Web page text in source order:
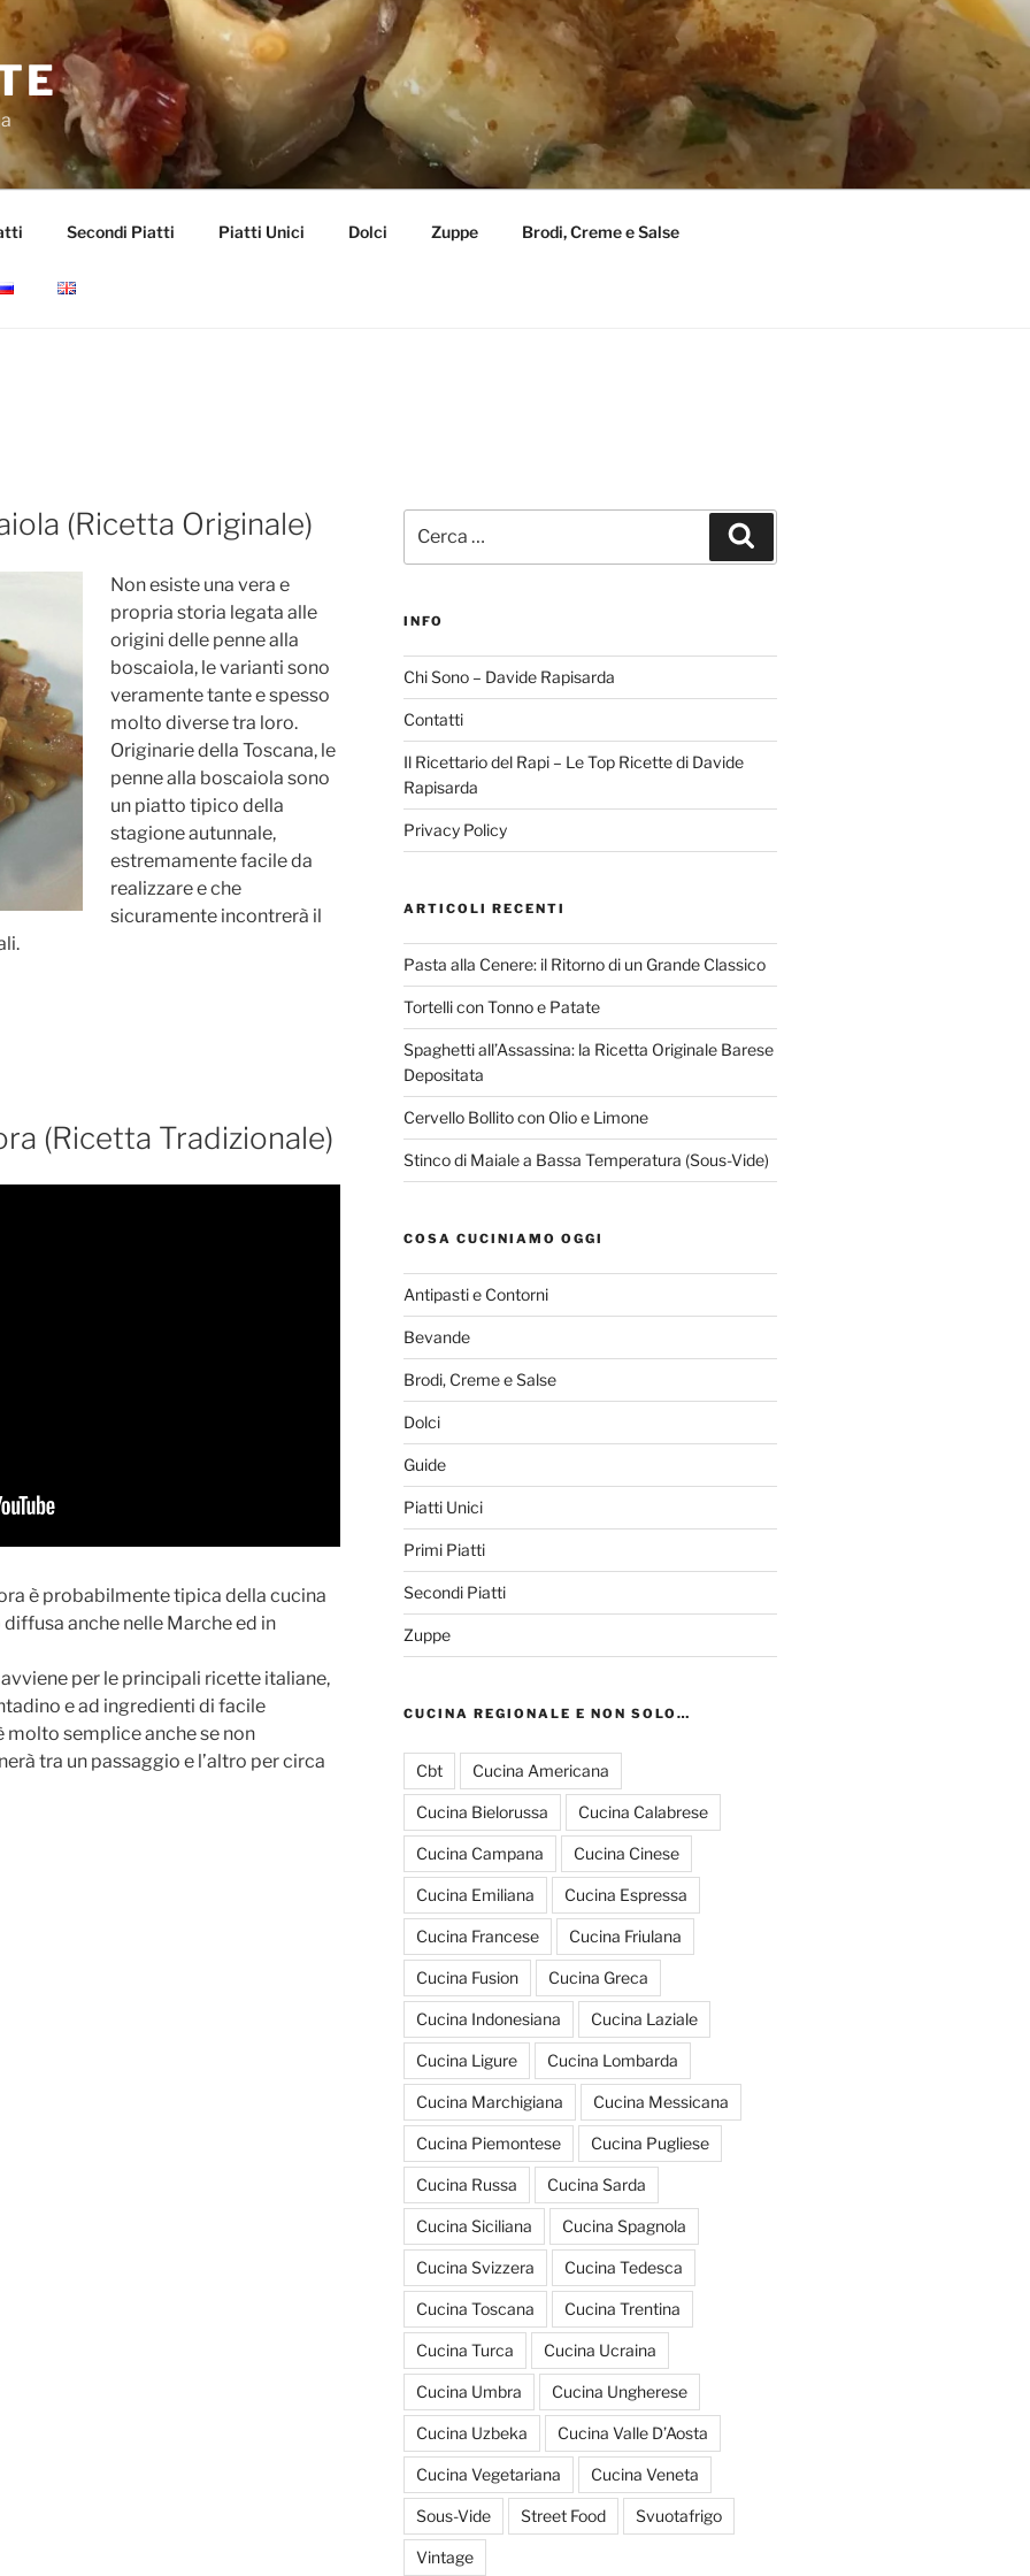
Secondi Piatti Piatti Unici Dolci Zuppe Brodi, Creme e Salse
(Ricetta Originale)
Non esiste una vera e
propria storia legata alle
origini delle penne alla
boscaiola, le varianti sono
veramente tante e spesso
molto diverse tra loro.
Originarie della Toscana, le
penne alla boscaiola sono
un piatto tipico della
stagione autunnale,
estremamente facile da
realizzare e che
sicuramente incontrerà il
(Ricetta Tradizionale)
è probabilmente tipica della cucina
anche nelle Marche ed in
per le principali ricette italiane,
e ad ingredienti di facile
semplice anche se non
tra un passaggio e l’altro per circa
INFO
Chi Sono – Davide Rapisarda
Contatti
Il Ricettario del Rapi – Le Top Ricette di Davide
Rapisarda
Privacy Policy
ARTICOLI RECENTI
Pasta alla Cenere: il Ritorno di un Grande Classico
Tortelli con Tonno e Patate
Spaghetti all’Assassina: la Ricetta Originale Barese
Depositata
Cervello Bollito con Olio e Limone
Stinco di Maiale a Bassa Temperatura (Sous-Vide)
COSA CUCINIAMO OGGI
Antipasti e Contorni
Bevande
Brodi, Creme e Salse
Dolci
Guide
Piatti Unici
Primi Piatti
Secondi Piatti
Zuppe
CUCINA REGIONALE E NON SOLO…
Cbt Cucina Americana
Cucina Bielorussa Cucina Calabrese
Cucina Campana Cucina Cinese
Cucina Emiliana Cucina Espressa
Cucina Francese Cucina Friulana
Cucina Fusion Cucina Greca
Cucina Indonesiana Cucina Laziale
Cucina Ligure Cucina Lombarda
Cucina Marchigiana Cucina Messicana
Cucina Piemontese Cucina Pugliese
Cucina Russa Cucina Sarda
Cucina Siciliana Cucina Spagnola
Cucina Svizzera Cucina Tedesca
Cucina Toscana Cucina Trentina
Cucina Turca Cucina Ucraina
Cucina Umbra Cucina Ungherese
Cucina Uzbeka Cucina Valle D’Aosta
Cucina Vegetariana Cucina Veneta
Sous-Vide Street Food Svuotafrigo
Vintage